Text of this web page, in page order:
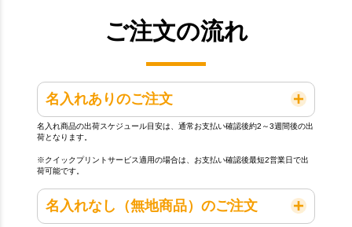
ご注文の流れ
名入れありのご注文
名入れ商品の出荷スケジュール目安は、通常お支払い確認後約2～3週間後の出
荷となります。
※クイックプリントサービス適用の場合は、お支払い確認後最短2営業日で出
荷可能です。
名入れなし（無地商品）のご注文